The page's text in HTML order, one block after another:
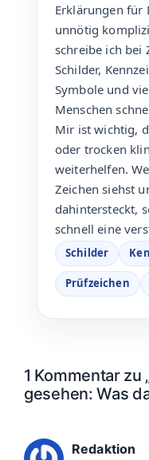
Erklärungen für
unnötig
schreibe ich bei
Schilder,
Symbole und
Menschen
Mir ist wichtig,
oder trocken
weiterhelfen.
Zeichen siehst
dahintersteckt,
schnell eine
Schilder
Prüfzeichen
1 Kommentar zu
gesehen: Was
Redaktion